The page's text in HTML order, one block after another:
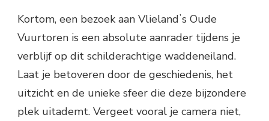
Kortom, een bezoek aan Vlielandʼs Oude
Vuurtoren is een absolute aanrader tijdens je
verblijf op dit schilderachtige waddeneiland.
Laat je betoveren door de geschiedenis, het
uitzicht en de unieke sfeer die deze bijzondere
plek uitademt. Vergeet vooral je camera niet,